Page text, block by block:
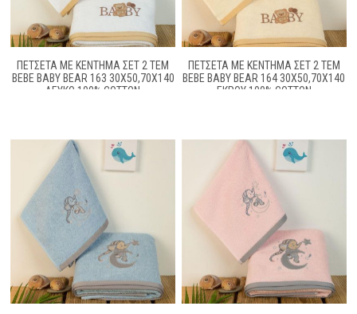
ΠΕΤΣΕΤΑ ΜΕ ΚΈΝΤΗΜΑ ΣΕΤ 2 ΤΕΜ
BEBE BABY BEAR 163 30X50,70X140
ΛΕΥΚΌ 100% COTTON
ΠΕΤΣΕΤΑ ΜΕ ΚΈΝΤΗΜΑ ΣΕΤ 2 ΤΕΜ
BEBE BABY BEAR 164 30X50,70X140
ΕΚΡΟΎ 100% COTTON